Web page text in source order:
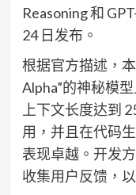
Reasoning 和
24 日发布。
根据官方描述，
Alpha”的神秘模
上下文长度达到
用，并且在代码
表现卓越。开发
收集用户反馈，